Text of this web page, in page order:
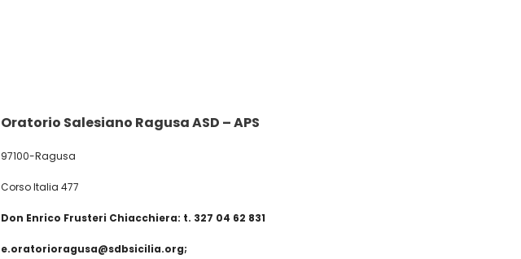
Oratorio Salesiano Ragusa ASD – APS
97100-Ragusa
Corso Italia 477
Don Enrico Frusteri Chiacchiera: t. 327 04 62 831
e.oratorioragusa@sdbsicilia.org;